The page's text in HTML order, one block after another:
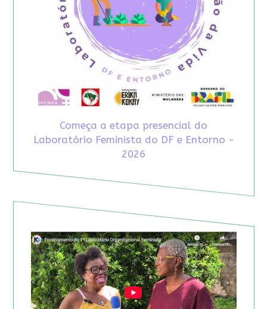
Começa a etapa presencial do
Laboratório Feminista do DF e Entorno -
2026